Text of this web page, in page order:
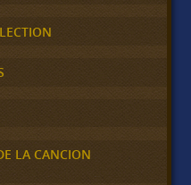
LA CANCION